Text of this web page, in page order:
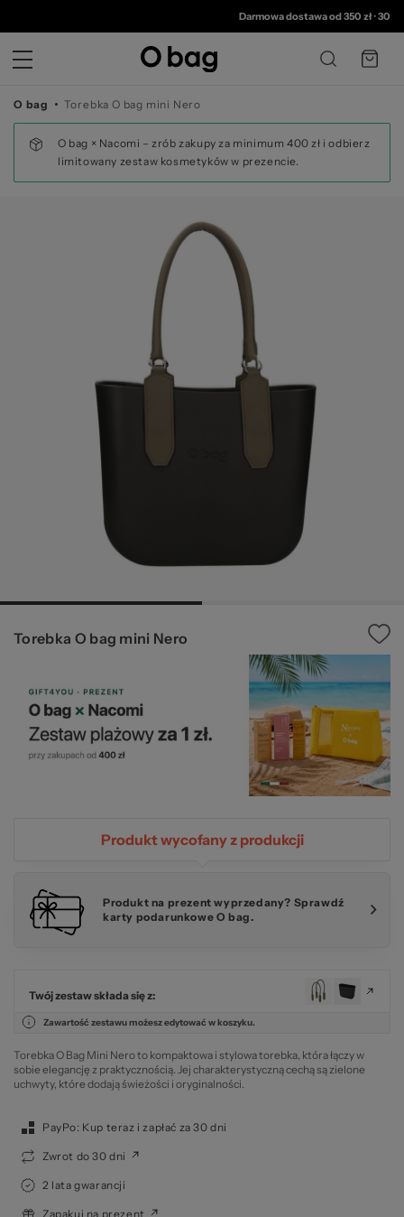
©
Darmowa dostawa od 350 zł•30 dni na zwrot
O bag Torebka O bag mini Nero
O bag × Nacomi – zrób zakupy za minimum 400 zł i odbierz
limitowany zestaw kosmetyków w prezencie.
Torebka O bag mini Nero
Produkt wycofany z produkcji
Produkt na prezent wyprzedany? Sprawdź
karty podarunkowe O bag.
Twój zestaw składa się z:
Zawartość zestawu możesz edytować w koszyku.
Torebka O Bag Mini Nero to kompaktowa i stylowa torebka, która łączy w
sobie elegancję z praktycznością. Jej charakterystyczną cechą są zielone
uchwyty, które dodają świeżości i oryginalności.
PayPo: Kup teraz i zapłać za 30 dni
Zwrot do 30 dni
2 lata gwarancji
Zapakuj na prezent